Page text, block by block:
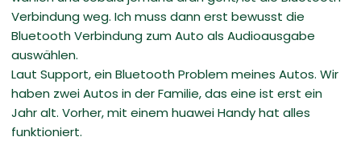
Verbindung weg. Ich muss dann erst bewusst die
Bluetooth Verbindung zum Auto als Audioausgabe
auswählen.
Laut Support, ein Bluetooth Problem meines Autos. Wir
haben zwei Autos in der Familie, das eine ist erst ein
Jahr alt. Vorher, mit einem huawei Handy hat alles
funktioniert.